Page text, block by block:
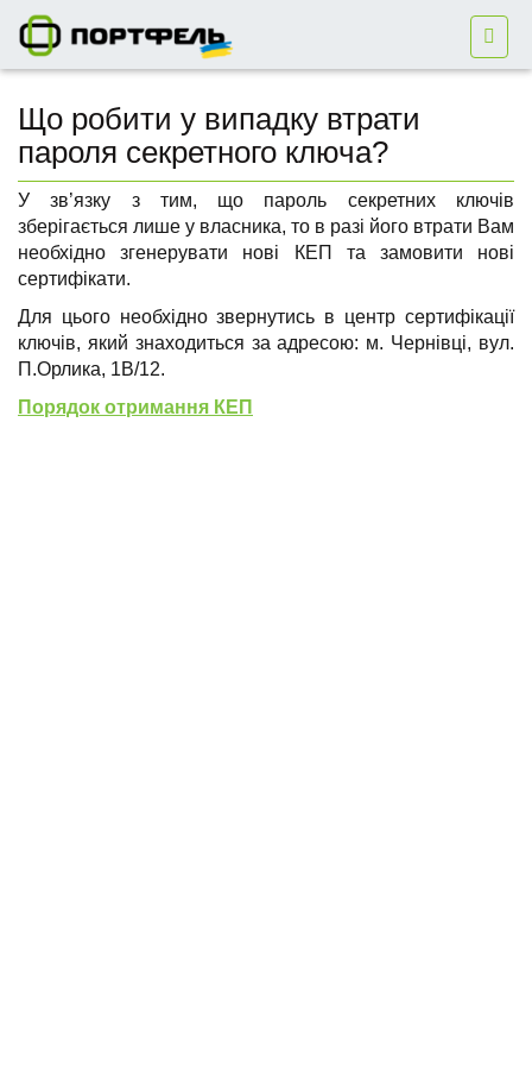
Що робити у випадку втрати
пароля секретного ключа?
У зв’язку з тим, що пароль секретних ключів
зберігається лише у власника, то в разі його втрати Вам
необхідно згенерувати нові КЕП та замовити нові
сертифікати.
Для цього необхідно звернутись в центр сертифікації
ключів, який знаходиться за адресою: м. Чернівці, вул.
П.Орлика, 1В/12.
Порядок отримання КЕП